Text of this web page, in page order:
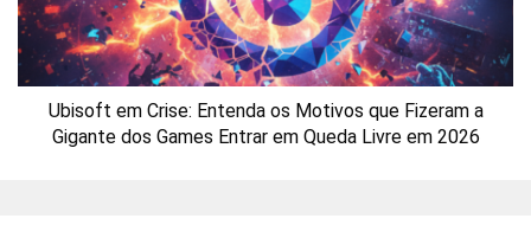
Ubisoft em Crise: Entenda os Motivos que Fizeram a
Gigante dos Games Entrar em Queda Livre em 2026